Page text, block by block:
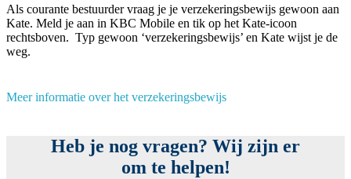
Als courante bestuurder vraag je je verzekeringsbewijs gewoon aan
Kate. Meld je aan in KBC Mobile en tik op het Kate-icoon
rechtsboven. Typ gewoon ‘verzekeringsbewijs’ en Kate wijst je de
weg.
Meer informatie over het verzekeringsbewijs
Heb je nog vragen? Wij zijn er
om te helpen!